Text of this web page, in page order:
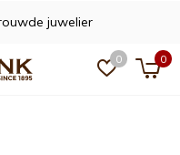
0 0
juwelier